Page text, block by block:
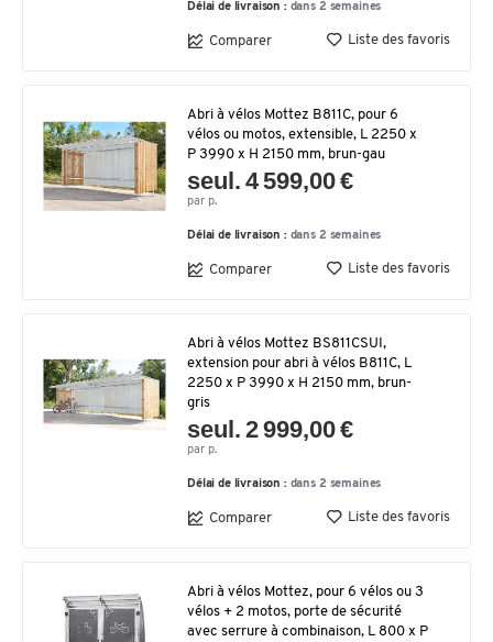
Délai de livraison : dans 2 semaines
Comparer Liste des favoris
Abri à vélos Mottez B811C, pour 6
vélos ou motos, extensible, L 2250 x
P 3990 x H 2150 mm, brun-gau
seul. 4 599,00 €
par p.
Délai de livraison : dans 2 semaines
Comparer Liste des favoris
Abri à vélos Mottez BS811CSUI,
extension pour abri à vélos B811C, L
2250 x P 3990 x H 2150 mm, brun-
gris
seul. 2 999,00 €
par p.
Délai de livraison : dans 2 semaines
Comparer Liste des favoris
Abri à vélos Mottez, pour 6 vélos ou 3
vélos + 2 motos, porte de sécurité
avec serrure à combinaison, L 800 x P